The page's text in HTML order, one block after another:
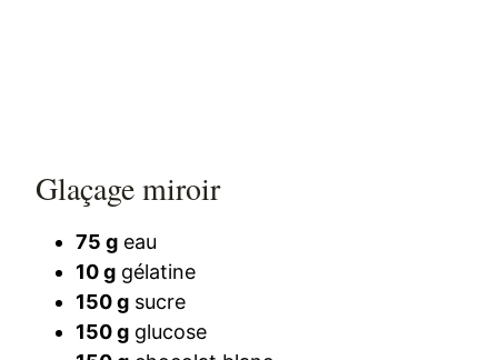
Glaçage miroir
75 g eau
10 g gélatine
150 g sucre
150 g glucose